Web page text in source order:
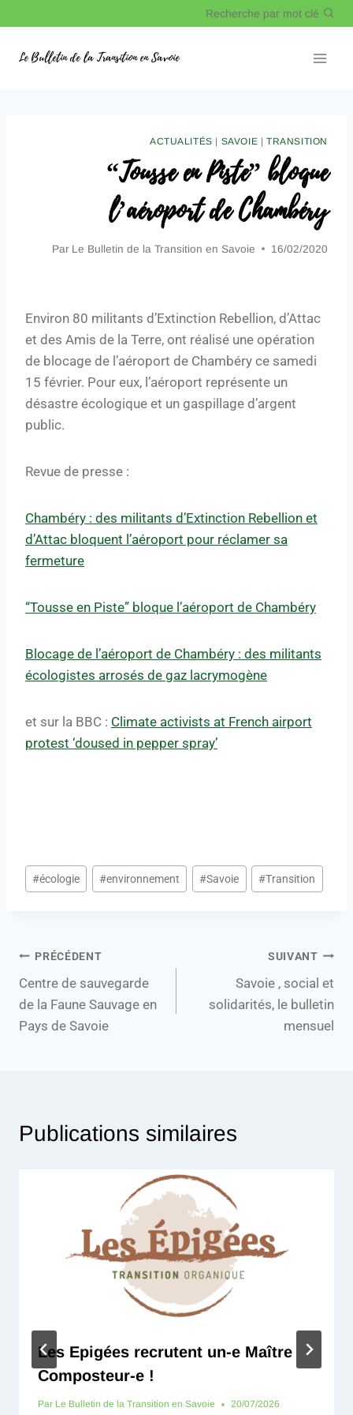
Recherche par mot clé
Le Bulletin de la Transition en Savoie
ACTUALITÉS | SAVOIE |TRANSITION
“Tousse en Piste” bloque
l’aéroport de Chambéry
Par Le Bulletin de la Transition en Savoie 16/02/2020
Environ 80 militants d’Extinction Rebellion, d’Attac
et des Amis de la Terre, ont réalisé une opération
de blocage de l’aéroport de Chambéry ce samedi
15 février. Pour eux, l’aéroport représente un
désastre écologique et un gaspillage d’argent
public.
Revue de presse :
Chambéry : des militants d’Extinction Rebellion et
d’Attac bloquent l’aéroport pour réclamer sa
fermeture
“Tousse en Piste” bloque l’aéroport de Chambéry
Blocage de l’aéroport de Chambéry : des militants
écologistes arrosés de gaz lacrymogène
et sur la BBC : Climate activists at French airport
protest ‘doused in pepper spray’
#écologie #environnement #Savoie #Transition
PRÉCÉDENT
Centre de sauvegarde
de la Faune Sauvage en
Pays de Savoie
SUIVANT
Savoie , social et
solidarités, le bulletin
mensuel
Publications similaires
Les Epigées recrutent un-e Maître
Composteur-e !
Par Le Bulletin de la Transition en Savoie 20/07/2026